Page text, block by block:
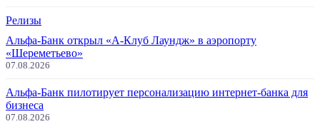
Релизы
Альфа-Банк открыл «А-Клуб Лаундж» в аэропорту
«Шереметьево»
07.08.2026
Альфа-Банк пилотирует персонализацию интернет-банка для
бизнеса
07.08.2026